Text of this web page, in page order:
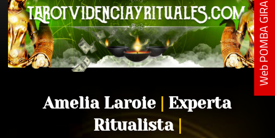
Amelia Laroie
Experta
Ritualista
Web POMBA GIRA